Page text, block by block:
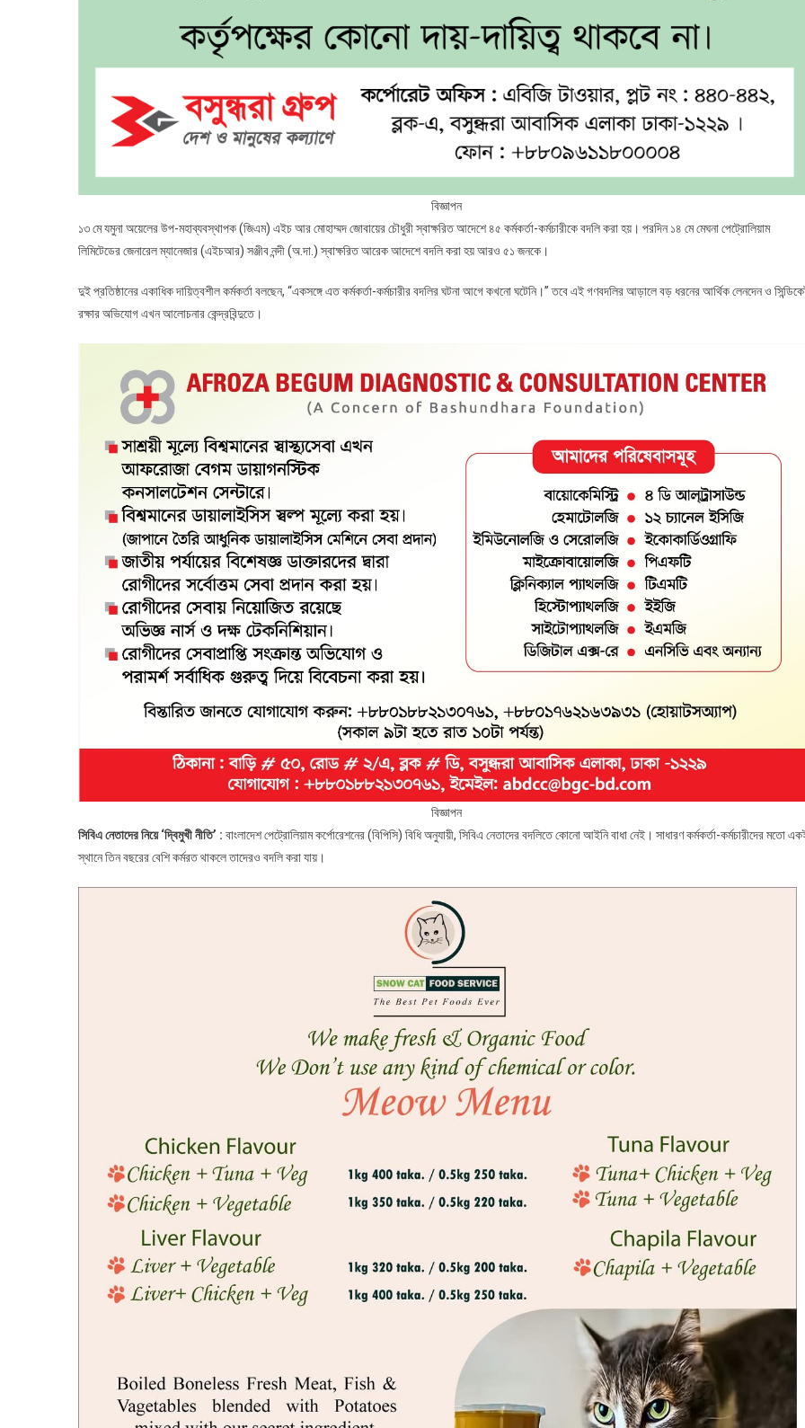
বিজ্ঞাপন
১৩ মে যমুনা অয়েলের উপ-মহাব্যবস্থাপক (জিএম) এইচ আর মোহাম্মদ জোবায়ের চৌধুরী স্বাক্ষরিত আদেশে ৪৫ কর্মকর্তা-কর্মচারীকে বদলি করা হয়। পরদিন ১৪ মে মেঘনা পেট্রোলিয়াম
লিমিটেডের জেনারেল ম্যানেজার (এইচআর) সঞ্জীব নন্দী (অ.দা.) স্বাক্ষরিত আরেক আদেশে বদলি করা হয় আরও ৫১ জনকে।
দুই প্রতিষ্ঠানের একাধিক দায়িত্বশীল কর্মকর্তা বলছেন, “একসঙ্গে এত কর্মকর্তা-কর্মচারীর বদলির ঘটনা আগে কখনো ঘটেনি।” তবে এই গণবদলির আড়ালে বড় ধরনের আর্থিক লেনদেন ও
রক্ষার অভিযোগ এখন আলোচনার কেন্দ্রবিন্দুতে।
বিজ্ঞাপন
সিবিএ নেতাদের নিয়ে ‘দ্বিমুখী নীতি’ : বাংলাদেশ পেট্রোলিয়াম কর্পোরেশনের (বিপিসি) বিধি অনুযায়ী, সিবিএ নেতাদের বদলিতে কোনো আইনি বাধা নেই। সাধারণ কর্মকর্তা-কর্মচারীদের মতো
স্থানে তিন বছরের বেশি কর্মরত থাকলে তাদেরও বদলি করা যায়।